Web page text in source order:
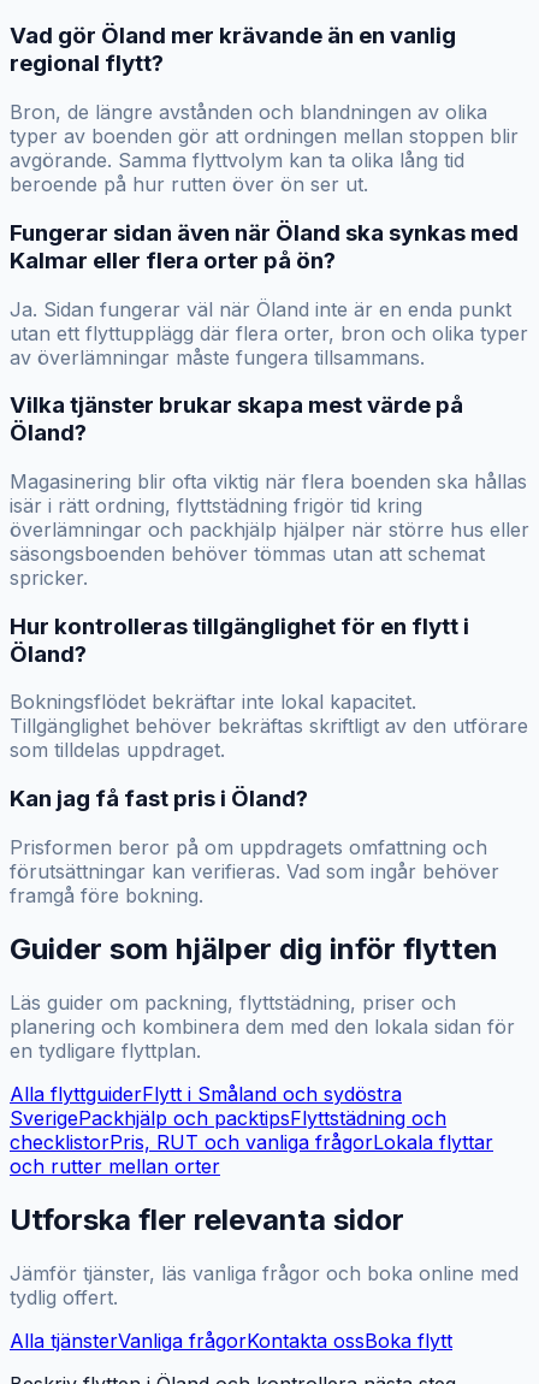
Vad gör Öland mer krävande än en vanlig
regional flytt?
Bron, de längre avstånden och blandningen av olika
typer av boenden gör att ordningen mellan stoppen blir
avgörande. Samma flyttvolym kan ta olika lång tid
beroende på hur rutten över ön ser ut.
Fungerar sidan även när Öland ska synkas med
Kalmar eller flera orter på ön?
Ja. Sidan fungerar väl när Öland inte är en enda punkt
utan ett flyttupplägg där flera orter, bron och olika typer
av överlämningar måste fungera tillsammans.
Vilka tjänster brukar skapa mest värde på
Öland?
Magasinering blir ofta viktig när flera boenden ska hållas
isär i rätt ordning, flyttstädning frigör tid kring
överlämningar och packhjälp hjälper när större hus eller
säsongsboenden behöver tömmas utan att schemat
spricker.
Hur kontrolleras tillgänglighet för en flytt i
Öland?
Bokningsflödet bekräftar inte lokal kapacitet.
Tillgänglighet behöver bekräftas skriftligt av den utförare
som tilldelas uppdraget.
Kan jag få fast pris i Öland?
Prisformen beror på om uppdragets omfattning och
förutsättningar kan verifieras. Vad som ingår behöver
framgå före bokning.
Guider som hjälper dig inför flytten
Läs guider om packning, flyttstädning, priser och
planering och kombinera dem med den lokala sidan för
en tydligare flyttplan.
Alla flyttguiderFlytt i Småland och sydöstra
SverigePackhjälp och packtipsFlyttstädning och
checklistorPris, RUT och vanliga frågorLokala flyttar
och rutter mellan orter
Utforska fler relevanta sidor
Jämför tjänster, läs vanliga frågor och boka online med
tydlig offert.
Alla tjänsterVanliga frågorKontakta ossBoka flytt